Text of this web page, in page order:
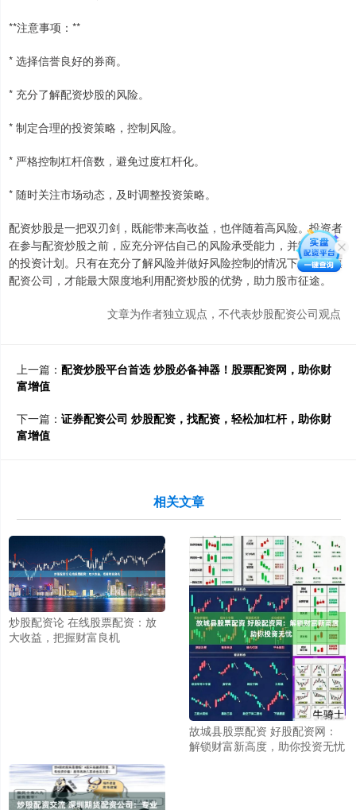
**注意事项：**
* 选择信誉良好的券商。
* 充分了解配资炒股的风险。
* 制定合理的投资策略，控制风险。
* 严格控制杠杆倍数，避免过度杠杆化。
* 随时关注市场动态，及时调整投资策略。
配资炒股是一把双刃剑，既能带来高收益，也伴随着高风险。投资者
在参与配资炒股之前，应充分评估自己的风险承受能力，并制定合理
的投资计划。只有在充分了解风险并做好风险控制的情况下全国股票
配资公司，才能最大限度地利用配资炒股的优势，助力股市征途。
文章为作者独立观点，不代表炒股配资公司观点
上一篇： 配资炒股平台首选 炒股必备神器！股票配资网，助你财
富增值
下一篇： 证券配资公司 炒股配资，找配资，轻松加杠杆，助你财
富增值
相关文章
炒股配资论 在线股票配资：放
大收益，把握财富良机
故城县股票配资 好股配资网：
解锁财富新高度，助你投资无忧